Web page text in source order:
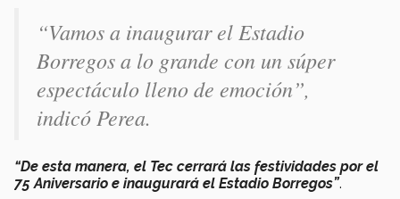
“Vamos a inaugurar el Estadio
Borregos a lo grande con un súper
espectáculo lleno de emoción”,
indicó Perea.
“De esta manera, el Tec cerrará las festividades por el
75 Aniversario e inaugurará el Estadio Borregos”.